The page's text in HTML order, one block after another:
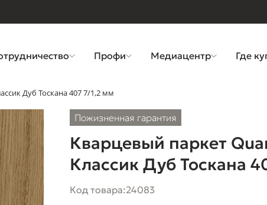
Профи Медиацентр Где
Дуб Тоскана 407 7/1,2 мм
Пожизненная гарантия
Кварцевый паркет
Классик Дуб Тоскана
Код товара:24083